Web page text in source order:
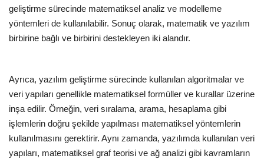
Programlar
Yazılımlar
Veritabanı
geliştirme sürecinde matematiksel analiz ve modelleme
yöntemleri de kullanılabilir. Sonuç olarak, matematik ve yazılım
birbirine bağlı ve birbirini destekleyen iki alandır.
Ayrıca, yazılım geliştirme sürecinde kullanılan algoritmalar ve
veri yapıları genellikle matematiksel formüller ve kurallar üzerine
inşa edilir. Örneğin, veri sıralama, arama, hesaplama gibi
işlemlerin doğru şekilde yapılması matematiksel yöntemlerin
kullanılmasını gerektirir. Aynı zamanda, yazılımda kullanılan veri
yapıları, matematiksel graf teorisi ve ağ analizi gibi kavramların